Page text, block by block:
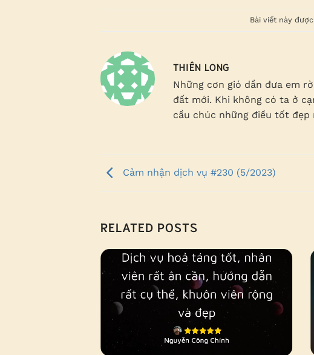
Bài viết này
THIÊN LONG
Những cơn gió dần đưa em
đất mới. Khi không có ta ở
cầu chúc những điều tốt đẹp
Cảm nhận dịch vụ #230 (5/2023)
RELATED POSTS